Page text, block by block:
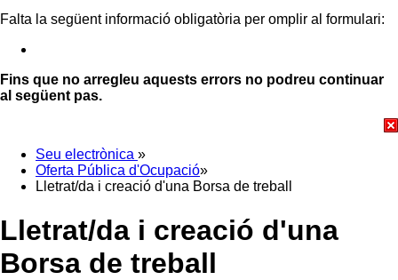
Falta la següent informació obligatòria per omplir al formulari:
Fins que no arregleu aquests errors no podreu continuar
al següent pas.
Seu electrònica »
Oferta Pública d'Ocupació»
Lletrat/da i creació d'una Borsa de treball
Lletrat/da i creació d'una
Borsa de treball